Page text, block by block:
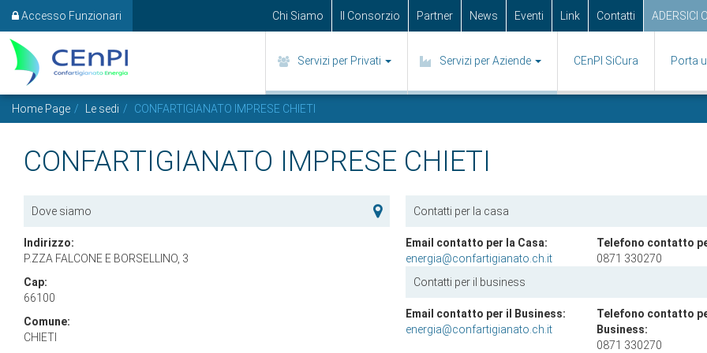
Servizi per Privati Servizi per Aziende CEnPI SiCura Porta
Accesso Funzionari Chi Siamo Il Consorzio Partner News Eventi Link Contatti ADERSICI
Home Page Le sedi CONFARTIGIANATO IMPRESE CHIETI
CONFARTIGIANATO IMPRESE CHIETI
Dove siamo
Indirizzo:
P.ZZA FALCONE E BORSELLINO, 3
Cap:
66100
Comune:
CHIETI
Contatti per la casa
Email contatto per la Casa:
energia@confartigianato.ch.it
Telefono contatto
0871 330270
Contatti per il business
Email contatto per il Business:
energia@confartigianato.ch.it
Telefono contatto
Business:
0871 330270